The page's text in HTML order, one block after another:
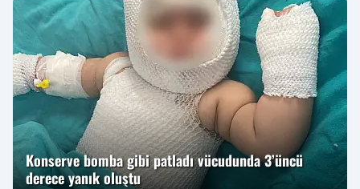
Konserve bomba gibi patladı vücudunda 3’üncü
derece yanık oluştu